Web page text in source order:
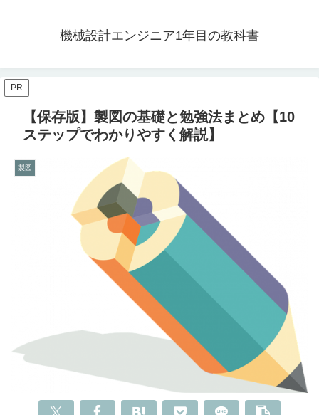
機械設計エンジニア1年目の教科書
PR
【保存版】製図の基礎と勉強法まとめ【10
ステップでわかりやすく解説】
製図